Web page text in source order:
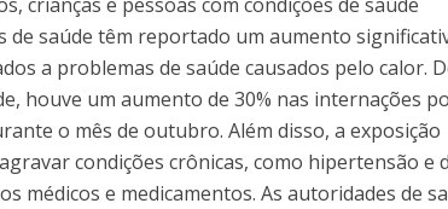
de saúde têm reportado um aumento
a problemas de saúde causados pelo calor.
houve um aumento de 30% nas internações
o mês de outubro. Além disso, a exposição
condições crônicas, como hipertensão e
médicos e medicamentos. As autoridades de